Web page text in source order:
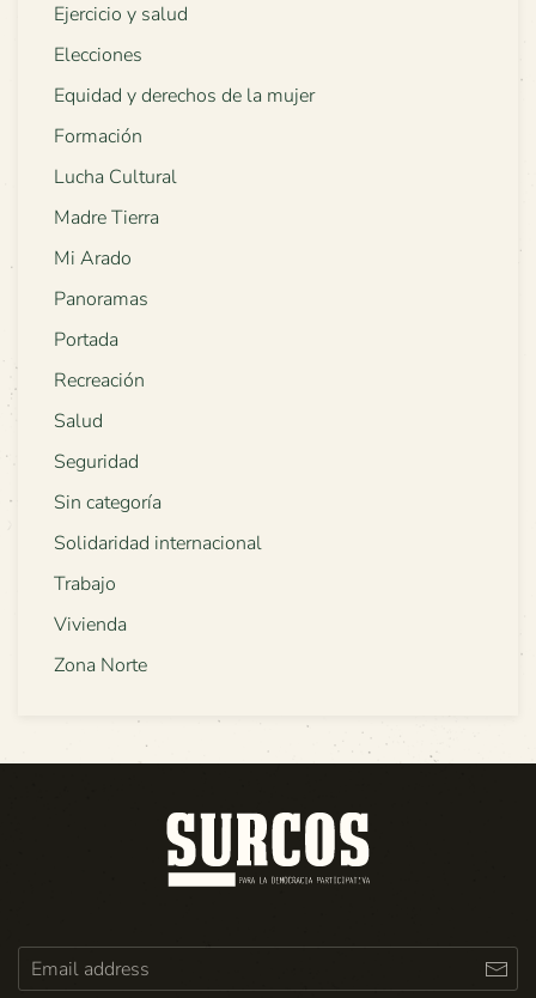
Ejercicio y salud
Elecciones
Equidad y derechos de la mujer
Formación
Lucha Cultural
Madre Tierra
Mi Arado
Panoramas
Portada
Recreación
Salud
Seguridad
Sin categoría
Solidaridad internacional
Trabajo
Vivienda
Zona Norte